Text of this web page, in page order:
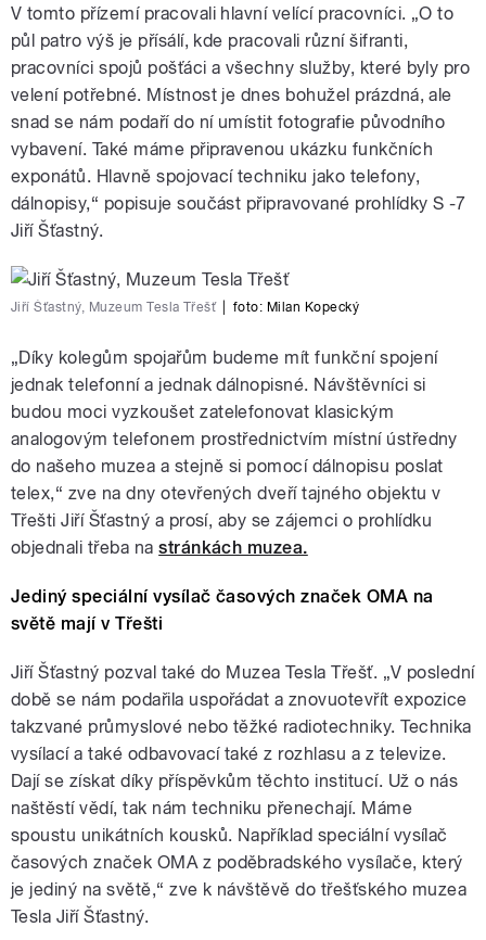
V tomto přízemí pracovali hlavní velící pracovníci. „O to
půl patro výš je přísálí, kde pracovali různí šifranti,
pracovníci spojů pošťáci a všechny služby, které byly pro
velení potřebné. Místnost je dnes bohužel prázdná, ale
snad se nám podaří do ní umístit fotografie původního
vybavení. Také máme připravenou ukázku funkčních
exponátů. Hlavně spojovací techniku jako telefony,
dálnopisy,“ popisuje součást připravované prohlídky S -7
Jiří Šťastný.
Jiří Šťastný, Muzeum Tesla Třešť foto: Milan Kopecký
„Díky kolegům spojařům budeme mít funkční spojení
jednak telefonní a jednak dálnopisné. Návštěvníci si
budou moci vyzkoušet zatelefonovat klasickým
analogovým telefonem prostřednictvím místní ústředny
do našeho muzea a stejně si pomocí dálnopisu poslat
telex,“ zve na dny otevřených dveří tajného objektu v
Třešti Jiří Šťastný a prosí, aby se zájemci o prohlídku
objednali třeba nastránkách muzea.
Jediný speciální vysílač časových značek OMA na
světě mají v Třešti
Jiří Šťastný pozval také do Muzea Tesla Třešť. „V poslední
době se nám podařila uspořádat a znovuotevřít expozice
takzvané průmyslové nebo těžké radiotechniky. Technika
vysílací a také odbavovací také z rozhlasu a z televize.
Dají se získat díky příspěvkům těchto institucí. Už o nás
naštěstí vědí, tak nám techniku přenechají. Máme
spoustu unikátních kousků. Například speciální vysílač
časových značek OMA z poděbradského vysílače, který
je jediný na světě,“ zve k návštěvě do třešťského muzea
Tesla Jiří Šťastný.